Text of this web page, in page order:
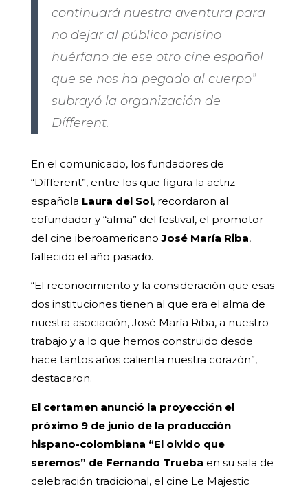
continuará nuestra aventura para
no dejar al público parisino
huérfano de ese otro cine español
que se nos ha pegado al cuerpo”
subrayó la organización de
Dífferent.
En el comunicado, los fundadores de
“Dífferent”, entre los que figura la actriz
española Laura del Sol, recordaron al
cofundador y “alma” del festival, el promotor
del cine iberoamericanoJosé María Riba,
fallecido el año pasado.
“El reconocimiento y la consideración que esas
dos instituciones tienen al que era el alma de
nuestra asociación, José María Riba, a nuestro
trabajo y a lo que hemos construido desde
hace tantos años calienta nuestra corazón”,
destacaron.
El certamen anunció la proyección el
próximo 9 de junio de la producción
hispano-colombiana “El olvido que
seremos” de Fernando Trueba en su sala de
celebración tradicional, el cine Le Majestic